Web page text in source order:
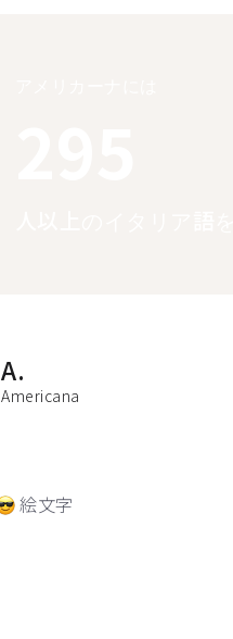
A.
Americana
絵文字